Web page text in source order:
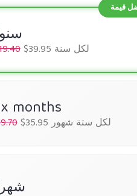
$39.95 لكل سنة
months
$35.95 لكل ستة شهور